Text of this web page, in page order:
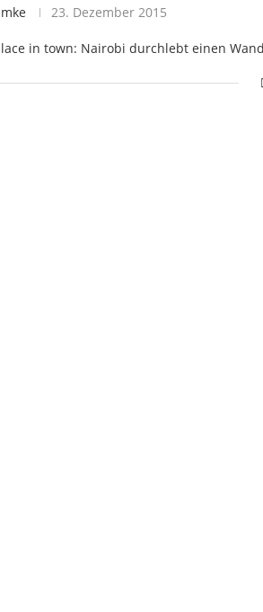
23. Dezember 2015
in town: Nairobi durchlebt einen